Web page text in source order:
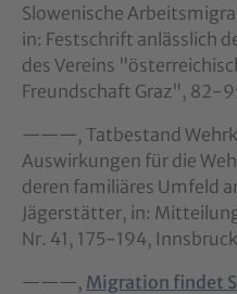
Slowenische
in: Festschrift anlässlich
des Vereins
Freundschaft Graz", 82-
———, Tatbestand
Auswirkungen für die
deren familiäres Umfeld
Jägerstätter, in:
Nr. 41, 175-194,
———, Migration findet